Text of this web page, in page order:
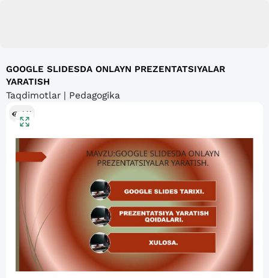
GOOGLE SLIDESDA ONLAYN PREZENTATSIYALAR
YARATISH
Taqdimotlar | Pedagogika
141